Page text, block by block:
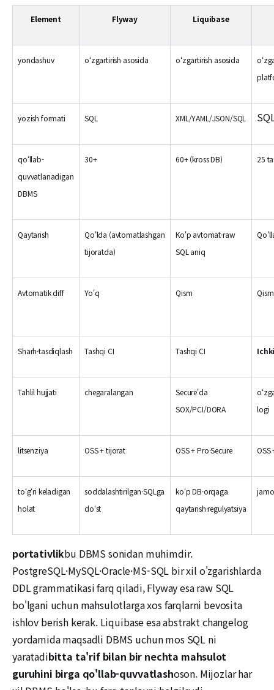
Element Flyway Liquibase
yondashuv oʻzgartirish asosida oʻzgartirish asosida
yozish formati SQL XML/YAML/JSON/SQL
qoʻllab-
quvvatlanadigan
DBMS
30+ 60+ (kross DB) 25
Qaytarish
Qo'lda (avtomatlashgan
tijoratda)
Ko'p avtomat·raw
SQL aniq
Avtomatik diff Yo'q Qism Qism
Sharh·tasdiqlash Tashqi CI Tashqi CI
Tahlil hujjati chegaralangan
Secure'da
SOX/PCI/DORA
logi
litsenziya OSS + tijorat OSS + Pro·Secure OSS
toʻgʻri keladigan
holat
soddalashtirilgan·SQLga
doʻst
koʻp DB·orqaga
qaytarish·regulyatsiya
portativlikbu DBMS sonidan muhimdir.
PostgreSQL·MySQL·Oracle·MS-SQL bir xil o'zgarishlarda
DDL grammatikasi farq qiladi, Flyway esa raw SQL
bo'lgani uchun mahsulotlarga xos farqlarni bevosita
ishlov berish kerak. Liquibase esa abstrakt changelog
yordamida maqsadli DBMS uchun mos SQL ni
yaratadibitta ta'rif bilan bir nechta mahsulot
guruhini birga qo'llab-quvvatlashoson. Mijozlar har